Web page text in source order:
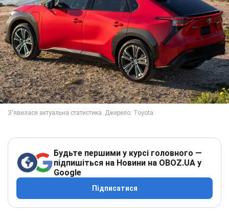
Будьте першими у курсі головного —
підпишіться на Новини на OBOZ.UA у
Google
Підписатися